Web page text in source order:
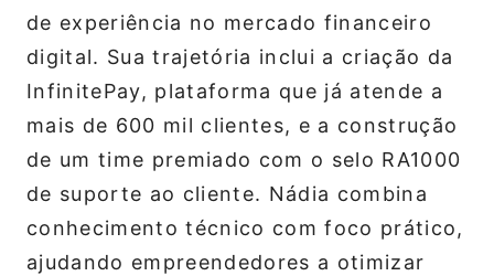
de experiência no mercado financeiro
digital. Sua trajetória inclui a criação da
InfinitePay, plataforma que já atende a
mais de 600 mil clientes, e a construção
de um time premiado com o selo RA1000
de suporte ao cliente. Nádia combina
conhecimento técnico com foco prático,
ajudando empreendedores a otimizar